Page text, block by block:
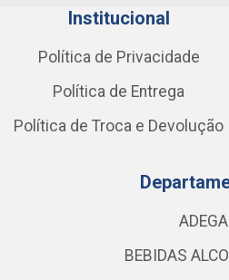
Institucional
Política de Privacidade
Política de Entrega
Política de Troca e Devolução
ADEGA
BEBIDAS